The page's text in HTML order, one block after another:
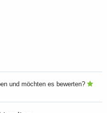
und möchten es bewerten?